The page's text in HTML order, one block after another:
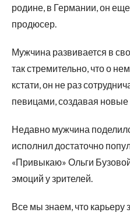
родине, в Германии, он
продюсер.
Мужчина развивается в
так стремительно, что о
кстати, он не раз
певицами, создавая
Недавно мужчина
исполнил достаточно
«Привыкаю» Ольги
эмоций у зрителей.
Все мы знаем, что карьеру